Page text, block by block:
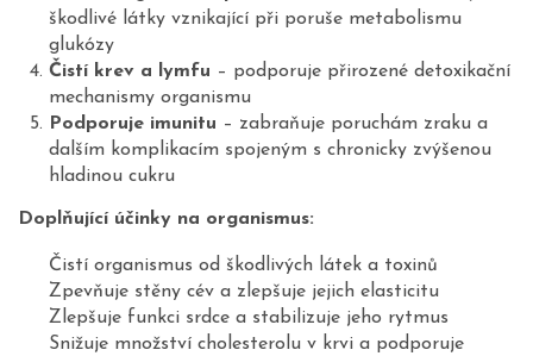
škodlivé látky vznikající při poruše metabolismu
glukózy
Čistí krev a lymfu – podporuje přirozené detoxikační
mechanismy organismu
Podporuje imunitu – zabraňuje poruchám zraku a
dalším komplikacím spojeným s chronicky zvýšenou
hladinou cukru
Doplňující účinky na organismus:
Čistí organismus od škodlivých látek a toxinů
Zpevňuje stěny cév a zlepšuje jejich elasticitu
Zlepšuje funkci srdce a stabilizuje jeho rytmus
Snižuje množství cholesterolu v krvi a podporuje